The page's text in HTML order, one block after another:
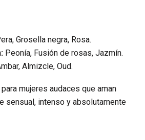
Grosella negra, Rosa.
Peonía, Fusión de rosas, Jazmín.
Almizcle, Oud.
mujeres audaces que aman
sensual, intenso y absolutamente